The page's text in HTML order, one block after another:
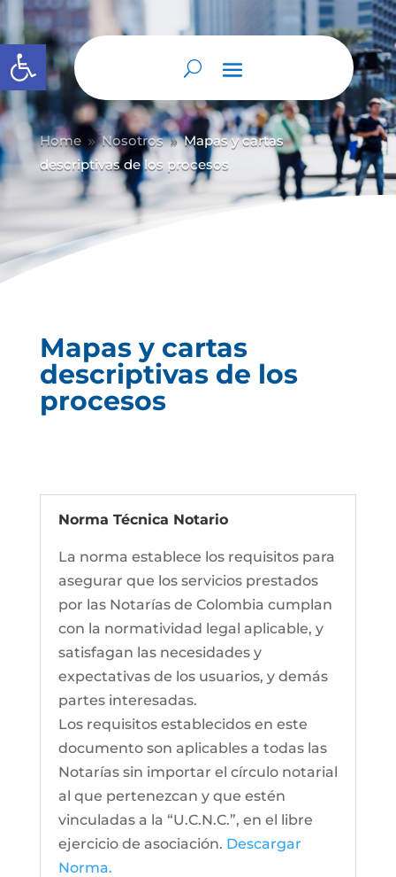
Abrir barra de herramientas
Home 9 Nosotros 9 Mapas y cartas
descriptivas de los procesos
Mapas y cartas
descriptivas de los
procesos
Norma Técnica Notario
La norma establece los requisitos para
asegurar que los servicios prestados
por las Notarías de Colombia cumplan
con la normatividad legal aplicable, y
satisfagan las necesidades y
expectativas de los usuarios, y demás
partes interesadas.
Los requisitos establecidos en este
documento son aplicables a todas las
Notarías sin importar el círculo notarial
al que pertenezcan y que estén
vinculadas a la “U.C.N.C.”, en el libre
ejercicio de asociación. Descargar
Norma.